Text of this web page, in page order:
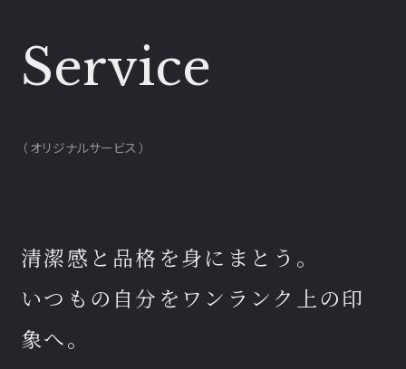
Service
（ オリジナルサービス ）
清潔感と品格を身にまとう。
いつもの自分をワンランク上の印
象へ。